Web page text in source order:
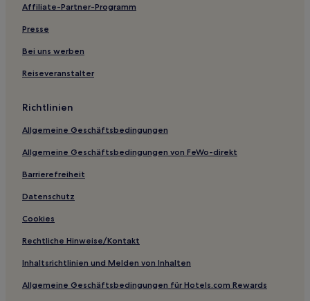
Affiliate-Partner-Programm
Presse
Bei uns werben
Reiseveranstalter
Richtlinien
Allgemeine Geschäftsbedingungen
Allgemeine Geschäftsbedingungen von FeWo-direkt
Barrierefreiheit
Datenschutz
Cookies
Rechtliche Hinweise/Kontakt
Inhaltsrichtlinien und Melden von Inhalten
Allgemeine Geschäftsbedingungen für Hotels.com Rewards